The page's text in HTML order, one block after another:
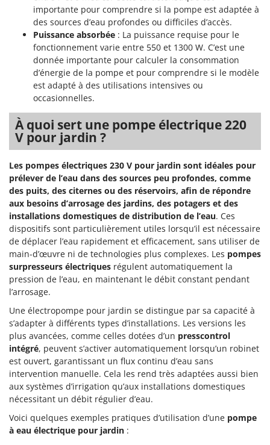
importante pour comprendre si la pompe est adaptée à
des sources d’eau profondes ou difficiles d’accès.
Puissance absorbée : La puissance requise pour le
fonctionnement varie entre 550 et 1300 W. C’est une
donnée importante pour calculer la consommation
d’énergie de la pompe et pour comprendre si le modèle
est adapté à des utilisations intensives ou
occasionnelles.
À quoi sert une pompe électrique 220
V pour jardin ?
Les pompes électriques 230 V pour jardin sont idéales pour
prélever de l’eau dans des sources peu profondes, comme
des puits, des citernes ou des réservoirs, afin de répondre
aux besoins d’arrosage des jardins, des potagers et des
installations domestiques de distribution de l’eau. Ces
dispositifs sont particulièrement utiles lorsqu’il est nécessaire
de déplacer l’eau rapidement et efficacement, sans utiliser de
main-d’œuvre ni de technologies plus complexes. Les pompes
surpresseurs électriques régulent automatiquement la
pression de l’eau, en maintenant le débit constant pendant
l’arrosage.
Une électropompe pour jardin se distingue par sa capacité à
s’adapter à différents types d’installations. Les versions les
plus avancées, comme celles dotées d’un presscontrol
intégré, peuvent s’activer automatiquement lorsqu’un robinet
est ouvert, garantissant un flux continu d’eau sans
intervention manuelle. Cela les rend très adaptées aussi bien
aux systèmes d’irrigation qu’aux installations domestiques
nécessitant un débit régulier d’eau.
Voici quelques exemples pratiques d’utilisation d’une pompe
à eau électrique pour jardin :